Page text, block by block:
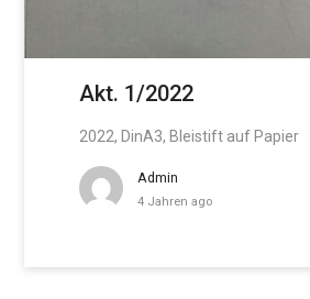
Akt. 1/2022
2022, DinA3, Bleistift auf Papier
Admin
4 Jahren ago